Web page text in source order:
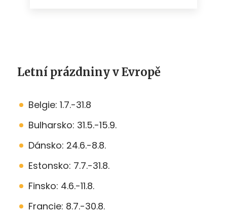
Letní prázdniny v Evropě
Belgie: 1.7.-31.8
Bulharsko: 31.5.-15.9.
Dánsko: 24.6.-8.8.
Estonsko: 7.7.-31.8.
Finsko: 4.6.-11.8.
Francie: 8.7.-30.8.